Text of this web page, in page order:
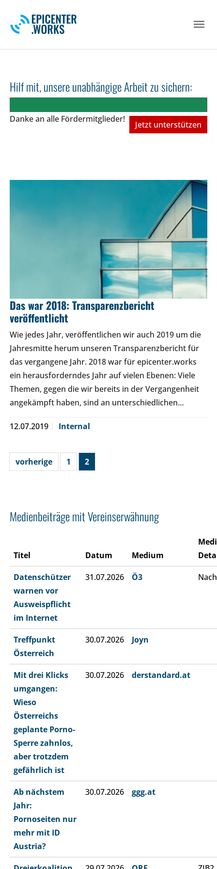
Hilf mit, unsere unabhängige Arbeit zu sichern:
Danke an alle Fördermitglieder!
Jetzt unterstützen
Das war 2018: Transparenzbericht
veröffentlicht
Wie jedes Jahr, veröffentlichen wir auch 2019 um die
Jahresmitte herum unseren Transparenzbericht für
das vergangene Jahr. 2018 war für epicenter.works
ein herausforderndes Jahr auf vielen Ebenen: Viele
Themen, gegen die wir bereits in der Vergangenheit
angekämpft haben, sind an unterschiedlichen…
12.07.2019 Internal
vorherige 1 2
Medienbeiträge mit Vereinserwähnung
Titel Datum Medium
Datenschützer
warnen vor
Ausweispflicht
im Internet
31.07.2026 Ö3
Treffpunkt
Österreich
30.07.2026 Joyn
Mit drei Klicks
umgangen:
Wieso
Österreichs
geplante Porno-
Sperre zahnlos,
aber trotzdem
gefährlich ist
30.07.2026 derstandard.at
Ab nächstem
Jahr:
Pornoseiten nur
mehr mit ID
Austria?
30.07.2026 ggg.at